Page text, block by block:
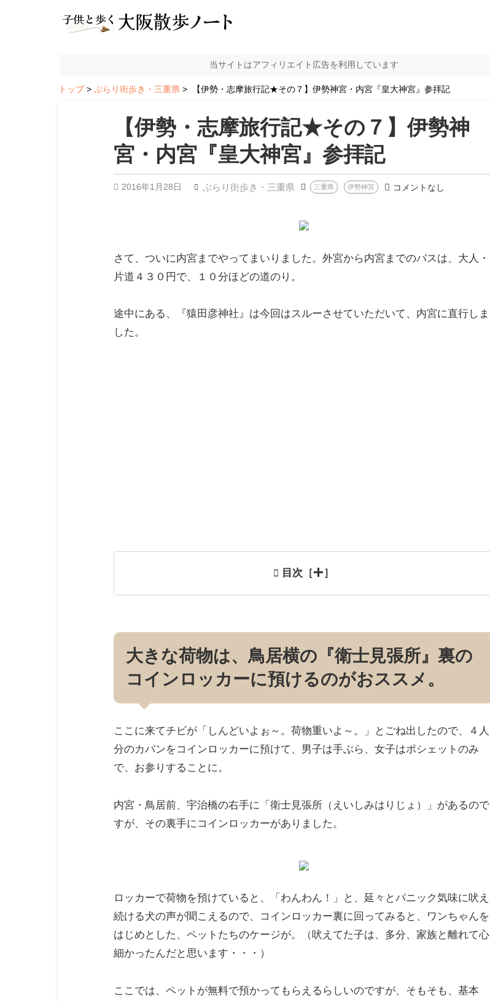
当サイトはアフィリエイト広告を利用しています
トップ ぶらり街歩き・三重県 【伊勢・志摩旅行記★その７】伊勢神宮・内宮『皇大神宮』参拝記
【伊勢・志摩旅行記★その７】伊勢神
宮・内宮『皇大神宮』参拝記
2016年1月28日 ぶらり街歩き・三重県 三重県 伊勢神宮 コメントなし
さて、ついに内宮までやってまいりました。外宮から内宮までのバスは、大人・
片道４３０円で、１０分ほどの道のり。
途中にある、『猿田彦神社』は今回はスルーさせていただいて、内宮に直行しま
した。
目次［ ］
大きな荷物は、鳥居横の『衛士見張所』裏の
コインロッカーに預けるのがおススメ。
ここに来てチビが「しんどいよぉ～。荷物重いよ～。」とごね出したので、４人
分のカバンをコインロッカーに預けて、男子は手ぶら、女子はポシェットのみ
で、お参りすることに。
内宮・鳥居前、宇治橋の右手に「衛士見張所（えいしみはりじょ）」があるので
すが、その裏手にコインロッカーがありました。
ロッカーで荷物を預けていると、「わんわん！」と、延々とパニック気味に吠え
続ける犬の声が聞こえるので、コインロッカー裏に回ってみると、ワンちゃんを
はじめとした、ペットたちのケージが。（吠えてた子は、多分、家族と離れて心
細かったんだと思います・・・）
ここでは、ペットが無料で預かってもらえるらしいのですが、そもそも、基本